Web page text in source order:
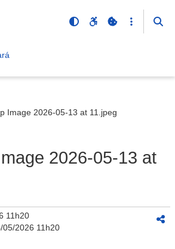
Image 2026-05-13 at 11.jpeg
2026-05-13 at
11h20
05/2026 11h20